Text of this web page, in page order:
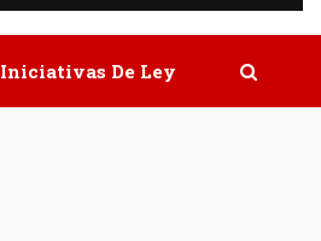
Iniciativas De Ley